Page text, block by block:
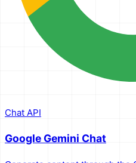
Chat API
Google Gemini Chat